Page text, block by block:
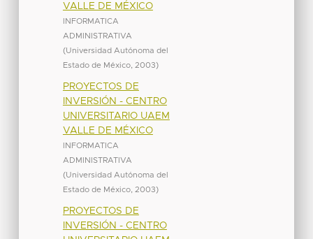
VALLE DE MÉXICO
INFORMATICA
ADMINISTRATIVA
(Universidad Autónoma del
Estado de México, 2003)
PROYECTOS DE
INVERSIÓN - CENTRO
UNIVERSITARIO UAEM
VALLE DE MÉXICO
INFORMATICA
ADMINISTRATIVA
(Universidad Autónoma del
Estado de México, 2003)
PROYECTOS DE
INVERSIÓN - CENTRO